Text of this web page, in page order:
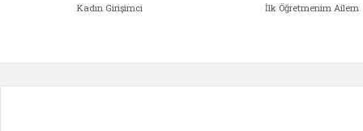
Kadın Girişimci İlk Öğretmenim Ailem